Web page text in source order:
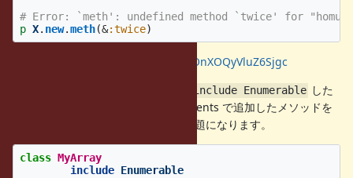
# Error: `meth': undefined method `twice' for
p X. new.meth(&:twice)
https://wandbox.org/permlink/0OnXOQyVluZ6Sjgc
include Enumerable した
と同様に『refinements で追加したメソッドを
で呼び出したい場合』に問題になります。
class MyArray
include Enumerable